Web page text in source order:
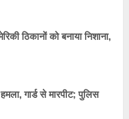
ठिकानों को बनाया निशाना,
गार्ड से मारपीट; पुलिस